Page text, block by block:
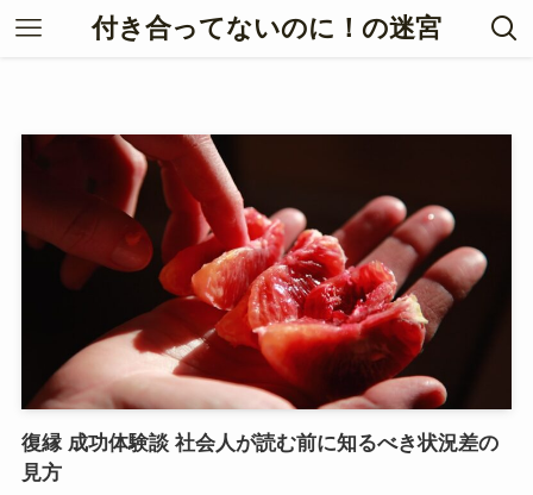
付き合ってないのに！の迷宮
復縁 成功体験談 社会人が読む前に知るべき状況差の
見方